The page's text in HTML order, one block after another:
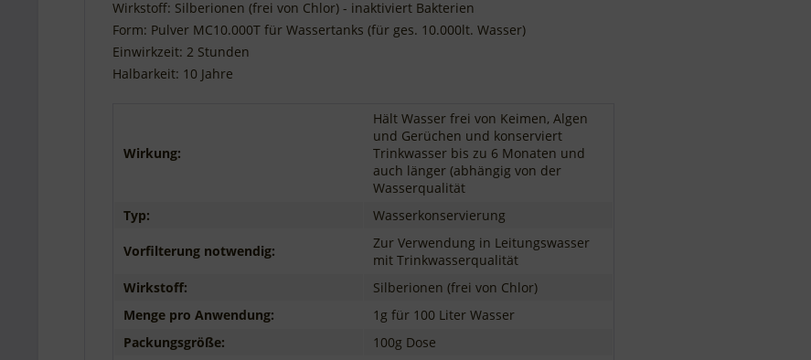
Unbedingt notwendige Cookies, um grundlegende Funktionen der Website
Wirkstoff: Silberionen (frei von Chlor) - inaktiviert Bakterien
Form: Pulver MC10.000T für Wassertanks (für ges. 10.000lt. Wasser)
Einwirkzeit: 2 Stunden
Halbarkeit: 10 Jahre
Wirkung:
Hält Wasser frei von Keimen, Algen
und Gerüchen und konserviert
Trinkwasser bis zu 6 Monaten und
auch länger (abhängig von der
Wasserqualität
Typ:
Wasserkonservierung
Vorfilterung notwendig:
Zur Verwendung in Leitungswasser
mit Trinkwasserqualität
Wirkstoff:
Silberionen (frei von Chlor)
Menge pro Anwendung:
1g für 100 Liter Wasser
Packungsgröße:
100g Dose